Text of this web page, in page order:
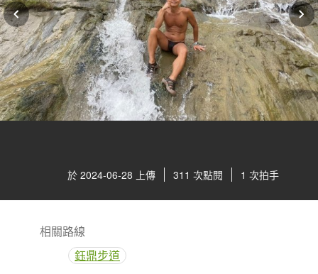
於 2024-06-28 上傳 311 次點閱 1 次拍手
相關路線
鈺鼎步道